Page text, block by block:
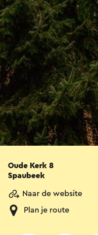
Oude Kerk 8
Spaubeek
Naar de website
Plan je route